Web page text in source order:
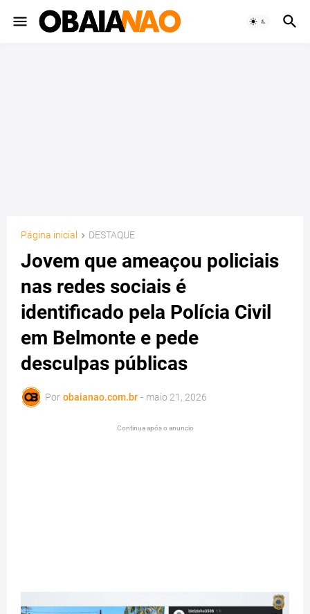
Página inicial DESTAQUE
Jovem que ameaçou policiais
nas redes sociais é
identificado pela Polícia Civil
em Belmonte e pede
desculpas públicas
Por obaianao.com.br - maio 21, 2026
Continua após o anuncio